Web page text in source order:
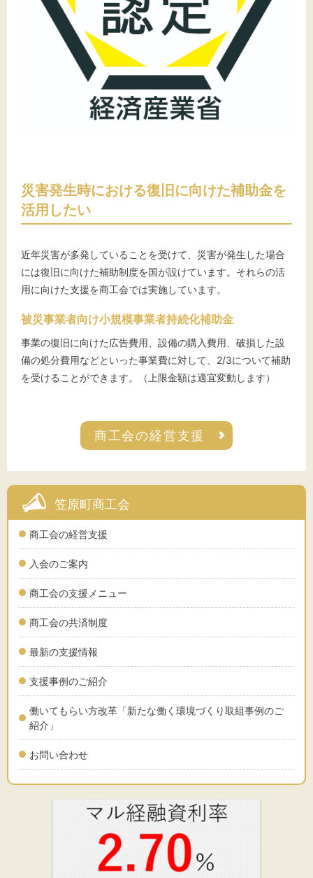
笠原町商工会
商工会の経営支援
入会のご案内
商工会の支援メニュー
商工会の共済制度
最新の支援情報
支援事例のご紹介
働いてもらい方改革「新たな働く環境づくり取組事例のご
紹介」
お問い合わせ
災害発生時における復旧に向けた補助金を
活用したい
近年災害が多発していることを受けて、災害が発生した場合
には復旧に向けた補助制度を国が設けています。それらの活
用に向けた支援を商工会では実施しています。
被災事業者向け小規模事業者持続化補助金
事業の復旧に向けた広告費用、設備の購入費用、破損した設
備の処分費用などといった事業費に対して、2/3について補助
を受けることができます。（上限金額は適宜変動します）
商工会の経営支援